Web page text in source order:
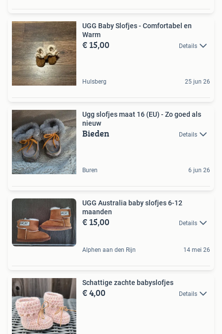
UGG Baby Slofjes - Comfortabel en
Warm
€ 15,00 Details
Hulsberg 25 jun 26
Ugg slofjes maat 16 (EU) - Zo goed als
nieuw
Bieden Details
Buren 6 jun 26
UGG Australia baby slofjes 6-12
maanden
€ 15,00 Details
Alphen aan den Rijn 14 mei 26
Schattige zachte babyslofjes
€ 4,00 Details